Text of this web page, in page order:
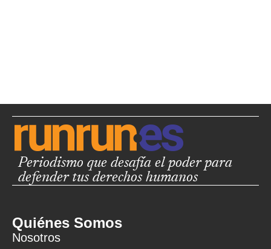
Periodismo que desafía el poder para
defender tus derechos humanos
Quiénes Somos
Nosotros